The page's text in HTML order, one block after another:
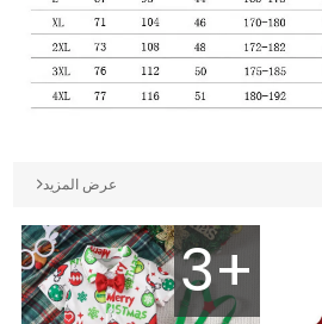
عرض المزيد
3+